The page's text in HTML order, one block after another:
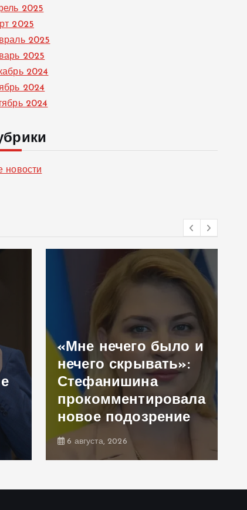
2025
2025
2025
2025
2024
2024
2024
новости
«Мне нечего было и
нечего скрывать»:
Стефанишина
прокомментировала
новое подозрение
6 августа, 2026